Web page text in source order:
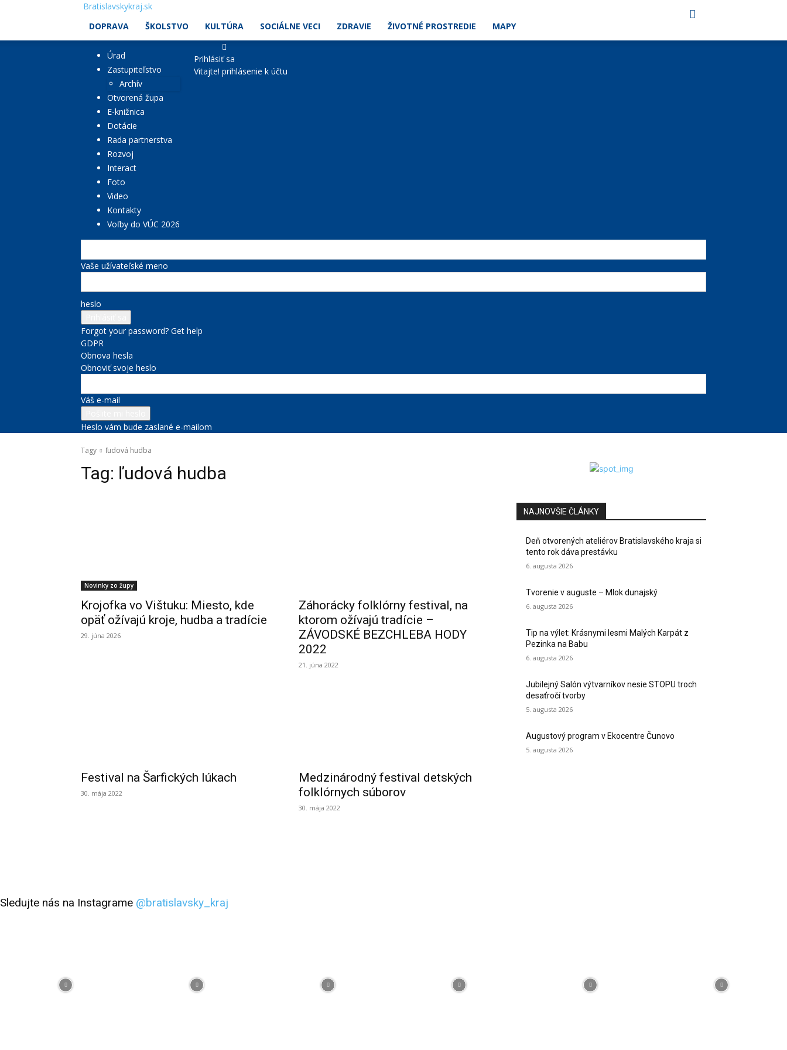
Bratislavskykraj.sk
DOPRAVA
ŠKOLSTVO KULTÚRA SOCIÁLNE VECI ZDRAVIE ŽIVOTNÉ PROSTREDIE MAPY
Úrad
Zastupiteľstvo
Archív
Otvorená župa
E-knižnica
Dotácie
Rada partnerstva
Rozvoj
Interact
Foto
Video
Kontakty
Voľby do VÚC 2026
Prihlásiť sa
Vitajte! prihlásenie k účtu
Vaše užívateľské meno
heslo
Forgot your password? Get help
GDPR
Obnova hesla
Obnoviť svoje heslo
Váš e-mail
Heslo vám bude zaslané e-mailom
Tagy ľudová hudba
Tag: ľudová hudba
Novinky zo župy
Krojofka vo Vištuku: Miesto, kde
opäť ožívajú kroje, hudba a tradície
29. júna 2026
Záhorácky folklórny festival, na
ktorom ožívajú tradície –
ZÁVODSKÉ BEZCHLEBA HODY
2022
21. júna 2022
Festival na Šarfických lúkach
30. mája 2022
Medzinárodný festival detských
folklórnych súborov
30. mája 2022
NAJNOVŠIE ČLÁNKY
Deň otvorených ateliérov Bratislavského kraja si
tento rok dáva prestávku
6. augusta 2026
Tvorenie v auguste – Mlok dunajský
6. augusta 2026
Tip na výlet: Krásnymi lesmi Malých Karpát z
Pezinka na Babu
6. augusta 2026
Jubilejný Salón výtvarníkov nesie STOPU troch
desaťročí tvorby
5. augusta 2026
Augustový program v Ekocentre Čunovo
5. augusta 2026
Sledujte nás na Instagrame @bratislavsky_kraj